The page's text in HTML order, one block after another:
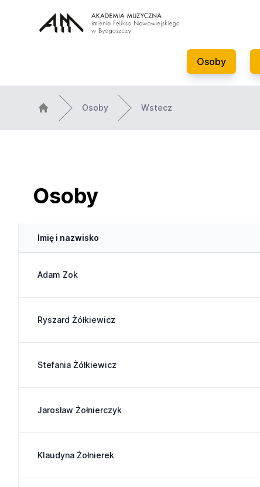
Osoby
Osoby Wstecz
Osoby
Imię i nazwisko
Adam Zok
Ryszard Żółkiewicz
Stefania Żółkiewicz
Jarosław Żołnierczyk
Klaudyna Żołnierek